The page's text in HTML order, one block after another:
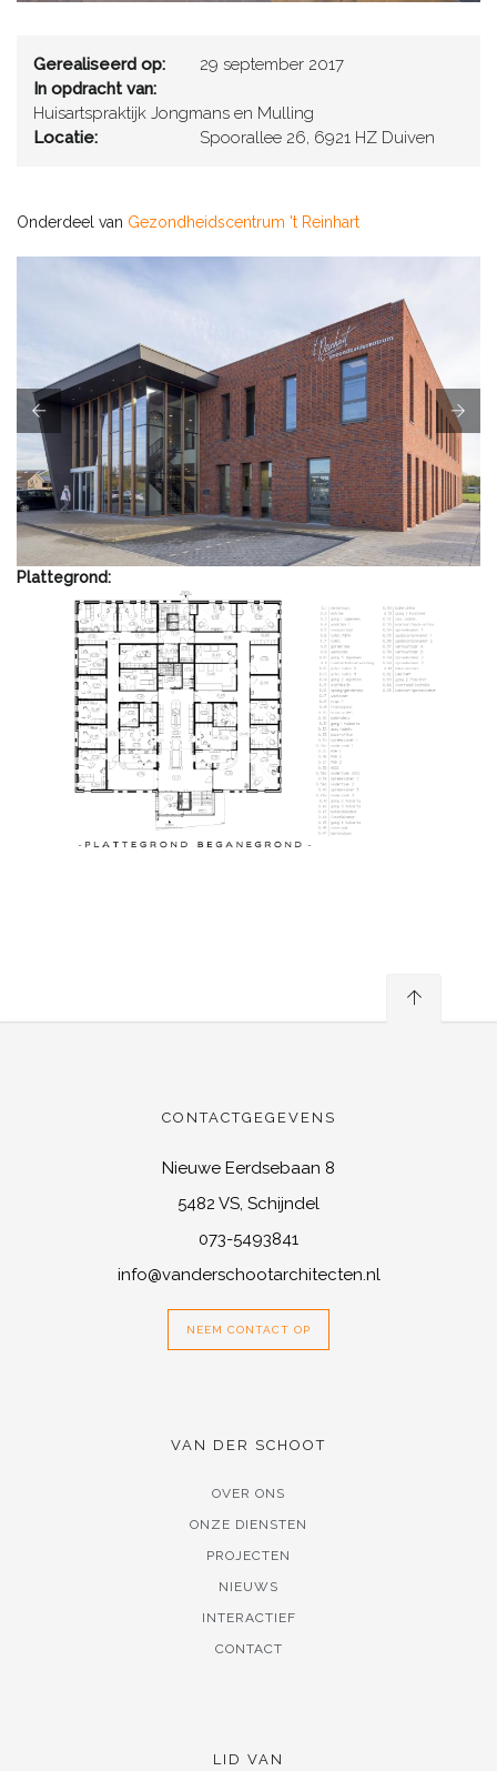
Gerealiseerd op:
29 september 2017
In opdracht van:
Huisartspraktijk Jongmans en Mulling
Locatie:
Spoorallee 26, 6921 HZ Duiven
Onderdeel van Gezondheidscentrum 't Reinhart
Plattegrond:
CONTACTGEGEVENS
Nieuwe Eerdsebaan 8
5482 VS, Schijndel
073-5493841
info@vanderschootarchitecten.nl
NEEM CONTACT OP
VAN DER SCHOOT
OVER ONS
ONZE DIENSTEN
PROJECTEN
NIEUWS
INTERACTIEF
CONTACT
LID VAN